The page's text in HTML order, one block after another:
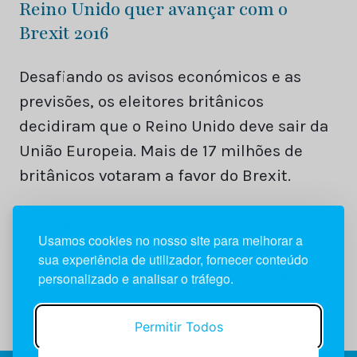
Usamos cookies no nosso site para melhorar a
sua experiência de utilizador, fornecer conteúdo
personalizado e analisar o tráfego.
Permitir Todos
Reino Unido quer avançar com o
Brexit 2016
Desafiando os avisos económicos e as
previsões, os eleitores britânicos
decidiram que o Reino Unido deve sair da
União Europeia. Mais de 17 milhões de
britânicos votaram a favor do Brexit.
previsões, os eleitores britânicos decidiram
que o Reino Unido deve sair da União Europeia.